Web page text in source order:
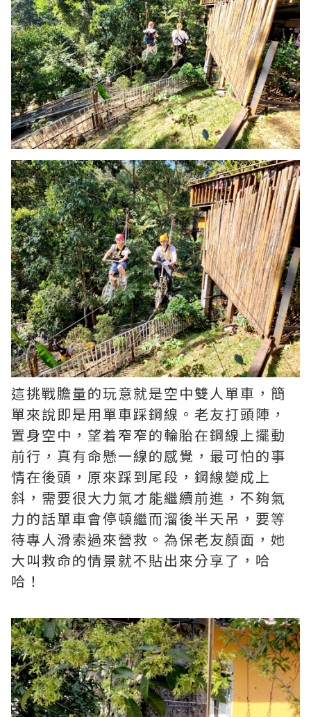
這挑戰膽量的玩意就是空中雙人單車，簡
單來說即是用單車踩鋼線。老友打頭陣，
置身空中，望着窄窄的輪胎在鋼線上擺動
前行，真有命懸一線的感覺，最可怕的事
情在後頭，原來踩到尾段，鋼線變成上
斜，需要很大力氣才能繼續前進，不夠氣
力的話單車會停頓繼而溜後半天吊，要等
待專人滑索過來營救。為保老友顏面，她
大叫救命的情景就不貼出來分享了，哈
哈！